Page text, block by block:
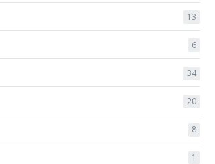
13
6
34
20
8
1